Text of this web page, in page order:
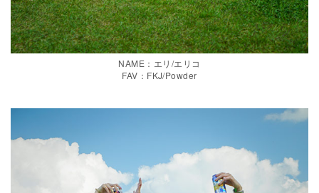
NAME：エリ/エリコ
FAV：FKJ/Powder